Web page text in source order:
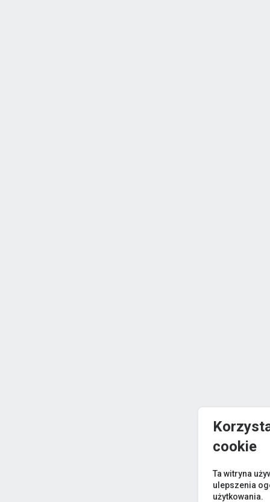
cookie
Ta witryna
ulepszenia
użytkowania.